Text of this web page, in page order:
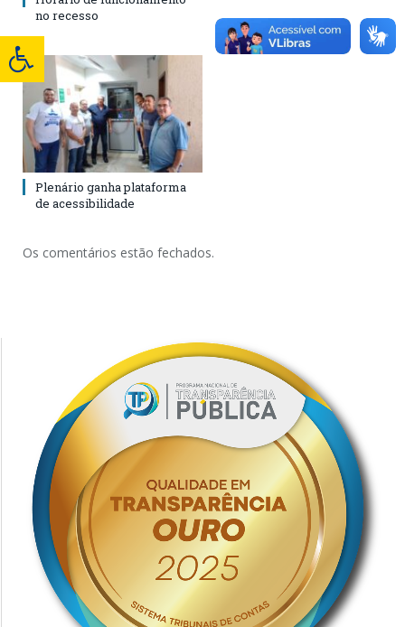
no recesso
Plenário ganha plataforma
de acessibilidade
Os comentários estão fechados.